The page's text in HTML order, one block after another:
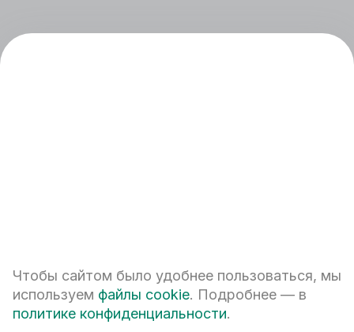
Екатеринбург, ул. Белинского, 39
Наш график работы
пн - пт: 08:00 – 20:00
Чтобы сайтом было удобнее пользоваться, мы
используем файлы cookie. Подробнее — в
политике конфиденциальности.